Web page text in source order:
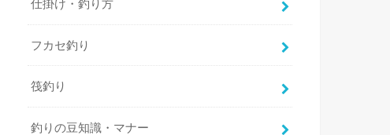
仕掛け・釣り方
フカセ釣り
筏釣り
釣りの豆知識・マナー